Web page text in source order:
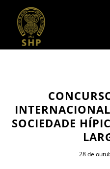
SOCIEDADE
28 de